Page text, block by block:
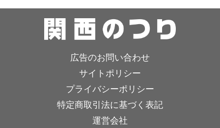
広告のお問い合わせ
サイトポリシー
プライバシーポリシー
特定商取引法に基づく表記
運営会社